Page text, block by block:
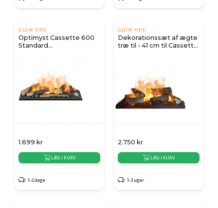
GLOW FIRE
Optimyst Cassette 600
Standard
1.699 kr
LÆG I KURV
1-2 dage
GLOW FIRE
Dekorationssæt af ægte
træ til - 41 cm til Cassette
2.750 kr
LÆG I KURV
1-3 uger